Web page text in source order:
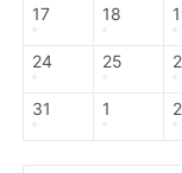
17 18
24 25
31 1 2